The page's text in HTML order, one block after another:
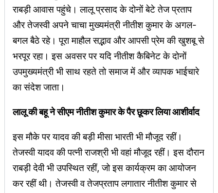
राबड़ी आवास पहुंचे। लालू प्रसाद के दोनों बेटे तेज प्रताप
और तेजस्वी अपने चाचा मुख्यमंत्री नीतीश कुमार के अगल-
बगल बैठे रहे। पूरा माहौल सद्भाव और आपसी प्रेम की खुशबू से
भरपूर रहा। इस अवसर पर यदि नीतीश कैबिनेट के दोनों
उपमुख्यमंत्री भी साथ रहते तो समाज में और व्यापक भाईचारे
का संदेश जाता।
लालू की बहू ने सीएम नीतीश कुमार के पैर छूकर लिया आशीर्वाद
इस मौके पर यादव की बड़ी मीसा भारती भी मौजूद रहीं।
तेजस्वी यादव की पत्नी राजश्री भी वहां मौजूद रहीं। इस दौरान
राबड़ी देवी भी उपस्थित रहीं, जो इस कार्यक्रम का आयोजन
कर रहीं थी। तेजस्वी व तेजप्रताप लगातार नीतीश कुमार से